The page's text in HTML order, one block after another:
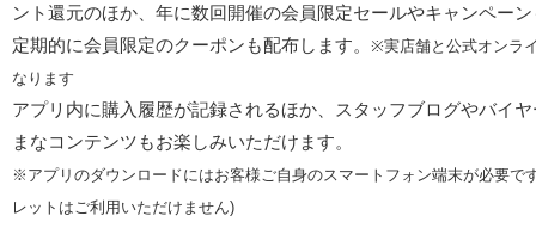
ント還元のほか、年に数回開催の会員限定セールやキャンペー
定期的に会員限定のクーポンも配布します。 ※実店舗と公式オンラ
なります
アプリ内に購入履歴が記録されるほか、スタッフブログやバイ
まなコンテンツもお楽しみいただけます。
※アプリのダウンロードにはお客様ご自身のスマートフォン端末が必要で
レットはご利用いただけません)